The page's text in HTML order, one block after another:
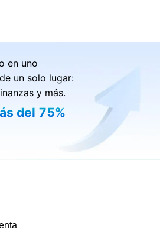
en uno
un solo lugar:
y más.
del 75%